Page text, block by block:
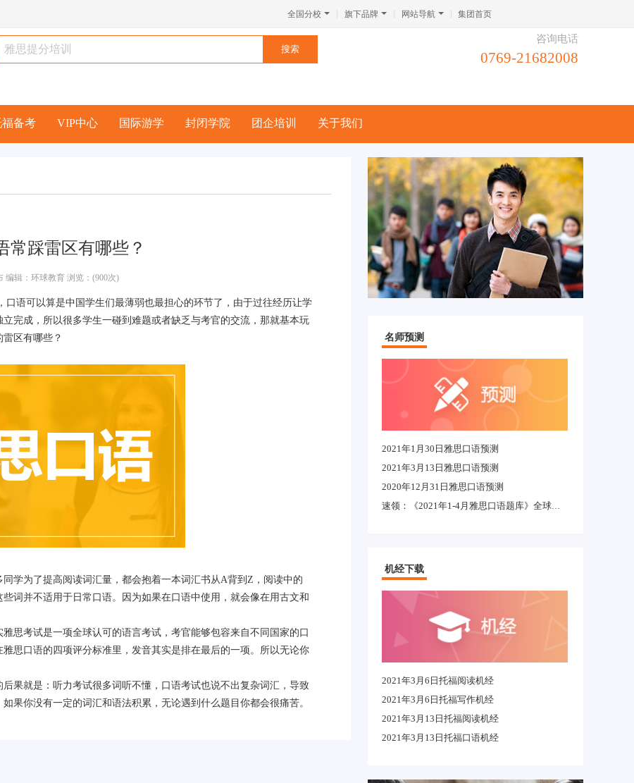
全国分校 旗下品牌 网站导航 集团首页
咨询电话
0769-21682008
福备考 VIP中心 国际游学 封闭学院 团企培训 关于我们
常踩雷区有哪些？
编辑：环球教育 浏览：(900次)
口语可以算是中国学生们最薄弱也最担心的环节了，由于过往经历让学
完成，所以很多学生一碰到难题或者缺乏与考官的交流，那就基本玩
区有哪些？
为了提高阅读词汇量，都会抱着一本词汇书从A背到Z，阅读中的
词并不适用于日常口语。因为如果在口语中使用，就会像在用古文和
考试是一项全球认可的语言考试，考官能够包容来自不同国家的口
思口语的四项评分标准里，发音其实是排在最后的一项。所以无论你
就是：听力考试很多词听不懂，口语考试也说不出复杂词汇，导致
果你没有一定的词汇和语法积累，无论遇到什么题目你都会很痛苦。
名师预测
2021年1月30日雅思口语预测
2021年3月13日雅思口语预测
2020年12月31日雅思口语预测
速领：《2021年1-4月雅思口语题库》全球适用完整版
机经下载
2021年3月6日托福阅读机经
2021年3月6日托福写作机经
2021年3月13日托福阅读机经
2021年3月13日托福口语机经